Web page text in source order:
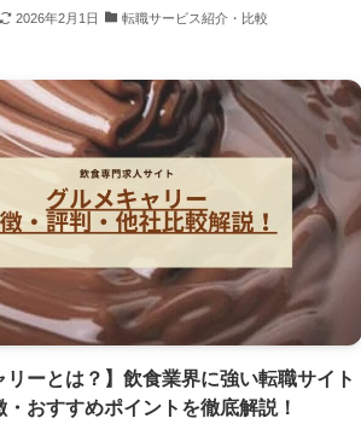
2026年2月1日 転職サービス紹介・比較
リーとは？】飲食業界に強い転職サイト
おすすめポイントを徹底解説！